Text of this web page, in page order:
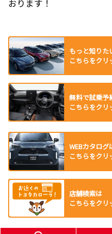
おります！
もっと知りた
こちらをクリ
無料で試乗予
こちらをクリ
WEBカタログ
こちらをクリ
店舗検索は
こちらをクリ